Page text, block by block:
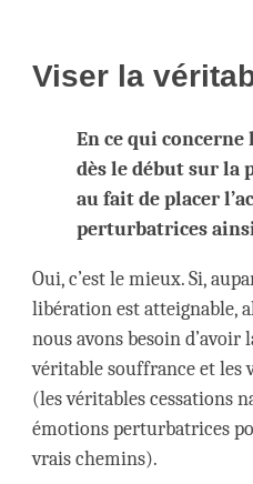
Viser la
En ce qui
dès le début sur la
au fait de placer
perturbatrices
Oui, c’est le mieux. Si,
libération est atteignable,
nous avons besoin
véritable souffrance et les
(les véritables cessations
émotions perturbatrices
vrais chemins).